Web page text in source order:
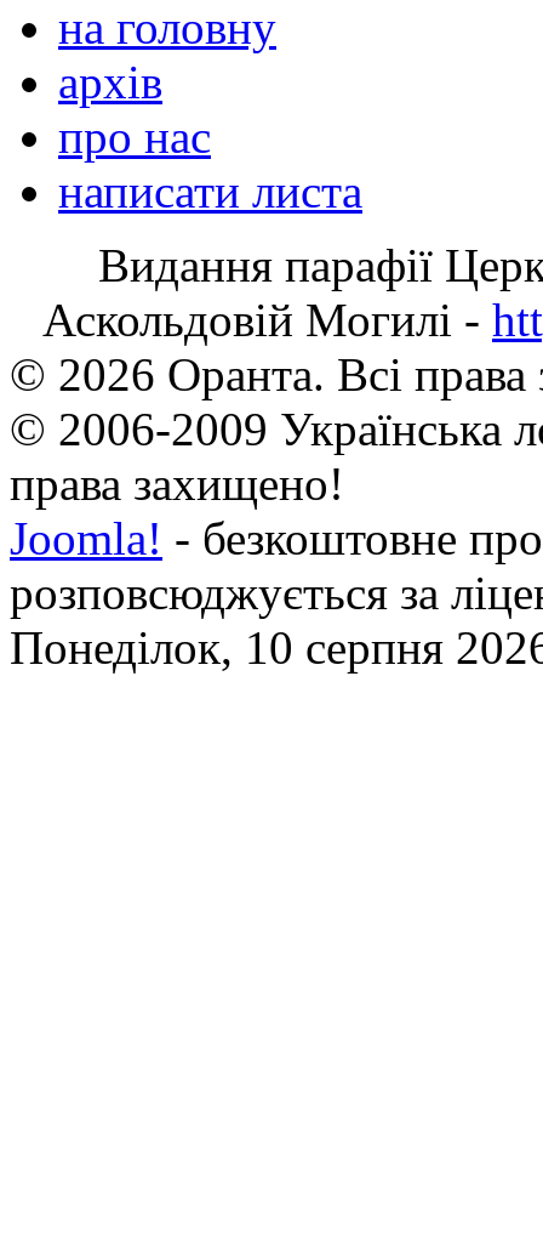
на головну
архів
про нас
написати листа
Видання парафії
Аскольдовій Могилі -
© 2026 Оранта. Всі
© 2006-2009 Українська
права захищено!
Joomla! - безкоштовне
розповсюджується за
Понеділок, 10 серпня